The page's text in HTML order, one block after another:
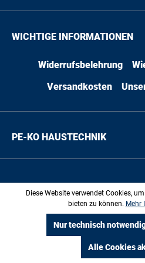
WICHTIGE INFORMATIONEN
Widerrufsbelehrung
Versandkosten
PE-KO HAUSTECHNIK
* Alle Preise inkl. gesetzl.
Versandkostenund ggf.
anders
Diese Website verwendet Cookies,
bieten zu können. Mehr
Nur technisch
Alle Cookies